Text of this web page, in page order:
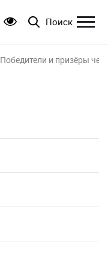
Поиск
Победители и призёры